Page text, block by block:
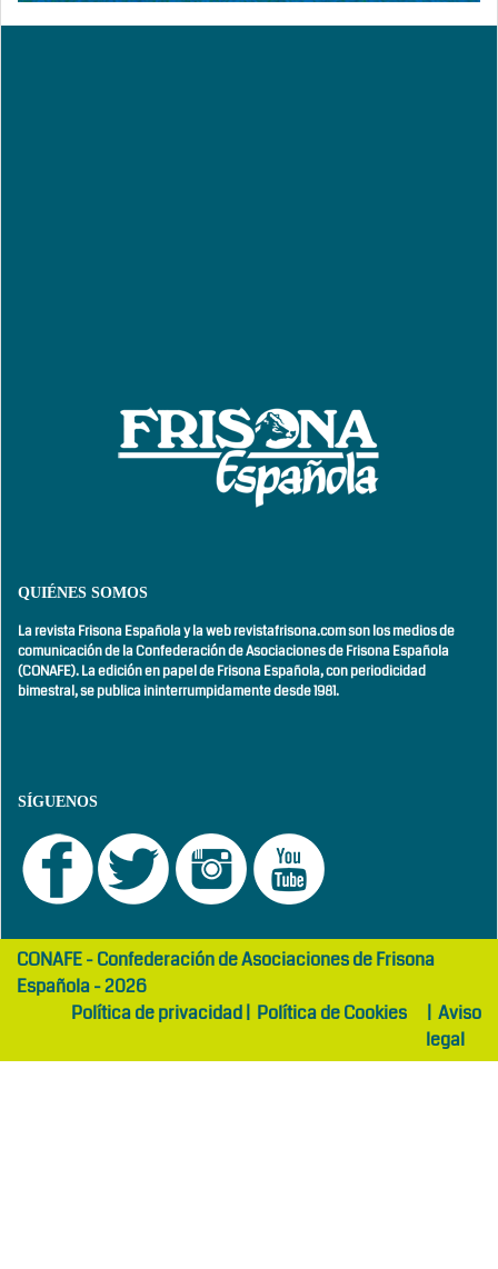
QUIÉNES SOMOS
La revista Frisona Española y la web revistafrisona.com son los medios de
comunicación de la Confederación de Asociaciones de Frisona Española
(CONAFE). La edición en papel de Frisona Española, conperiodicidad
bimestral,se publica ininterrumpidamente desde 1981.
SÍGUENOS
girls
abaya
maltepe
otelCONAFE - Confederación de Asociaciones de Frisona
Española - 2026
Política de privacidad| Política de Cookies | Aviso
legal